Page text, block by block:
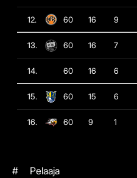
12. 60 16 9
13. 60 16 7
14. 60 16 6
15. 60 15 6
16. 60 9 1
# Pelaaja